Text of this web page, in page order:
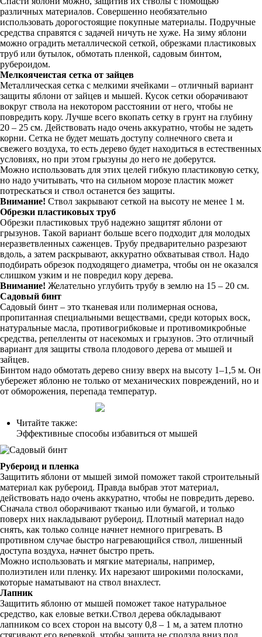
различных материалов. Совершенно необязательно
использовать дорогостоящие покупные материалы. Подручные
средства справятся с задачей ничуть не хуже. На зиму яблони
можно оградить металлической сеткой, обрезками пластиковых
труб или бутылок, обмотать пленкой, садовым бинтом,
рубероидом.
Мелкоячеистая сетка от зайцев
Металлическая сетка с мелкими ячейками – отличный вариант
защиты яблони от зайцев и мышей. Кусок сетки оборачивают
вокруг ствола на некотором расстоянии от него, чтобы не
повредить кору. Лучше всего вкопать сетку в грунт на глубину
20 – 25 см. Действовать надо очень аккуратно, чтобы не задеть
корни. Сетка не будет мешать доступу солнечного света и
свежего воздуха, то есть дерево будет находиться в естественных
условиях, но при этом грызуны до него не доберутся.
Можно использовать для этих целей гибкую пластиковую сетку,
но надо учитывать, что на сильном морозе пластик может
потрескаться и ствол останется без защиты.
Внимание! Ствол закрывают сеткой на высоту не менее 1 м.
Обрезки пластиковых труб
Обрезки пластиковых труб надежно защитят яблони от
грызунов. Такой вариант больше всего подходит для молодых
неразветвленных саженцев. Трубу предварительно разрезают
вдоль, а затем раскрывают, аккуратно обхватывая ствол. Надо
подбирать обрезок подходящего диаметра, чтобы он не оказался
слишком узким и не повредил кору дерева.
Внимание! Желательно углубить трубу в землю на 15 – 20 см.
Садовый бинт
Садовый бинт – это тканевая или полимерная основа,
пропитанная специальными веществами, среди которых воск,
натуральные масла, противогрибковые и противомикробные
средства, репелленты от насекомых и грызунов. Это отличный
вариант для защиты ствола плодового дерева от мышей и
зайцев.
Бинтом надо обмотать дерево снизу вверх на высоту 1–1,5 м. Он
убережет яблоню не только от механических повреждений, но и
от обморожения, перепада температур.
Читайте также:
Эффективные способы избавиться от мышей
Рубероид и пленка
Защитить яблони от мышей зимой поможет такой строительный
материал как рубероид. Правда выбрав этот материал,
действовать надо очень аккуратно, чтобы не повредить дерево.
Сначала ствол оборачивают тканью или бумагой, и только
поверх них накладывают рубероид. Плотный материал надо
снять, как только солнце начнет немного пригревать. В
противном случае быстро нагревающийся ствол, лишенный
доступа воздуха, начнет быстро преть.
Можно использовать и мягкие материалы, например,
полиэтилен или пленку. Их нарезают широкими полосками,
которые наматывают на ствол внахлест.
Лапник
Защитить яблоню от мышей поможет такое натуральное
средство, как еловые ветки.Ствол дерева обкладывают
лапником со всех сторон на высоту 0,8 – 1 м, а затем плотно
стягивают его веревкой, чтобы защита не сползла вниз под